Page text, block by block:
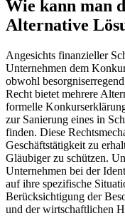
Wie kann man
Alternative
Angesichts finanzieller
Unternehmen dem
obwohl
Recht bietet mehrere
formelle
zur Sanierung eines in
finden. Diese
Geschäftstätigkeit zu
Gläubiger zu schützen.
Unternehmen bei der
auf ihre spezifische
Berücksichtigung der
und der wirtschaftlichen